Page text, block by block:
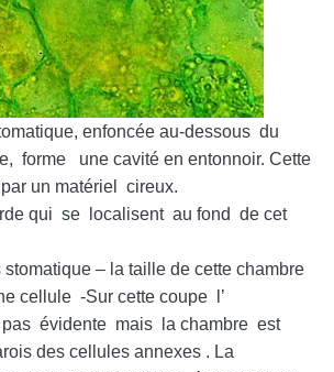
enfoncée au-dessous du
forme une cavité en entonnoir. Cette
un matériel cireux.
qui se localisent au fond de cet
– la taille de cette chambre
cellule -Sur cette coupe l’
pas évidente mais la chambre est
des cellules annexes . La